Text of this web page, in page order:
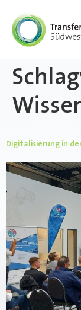
Digitalisierung in